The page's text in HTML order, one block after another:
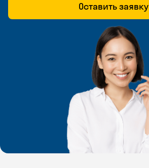
Оставить заявку